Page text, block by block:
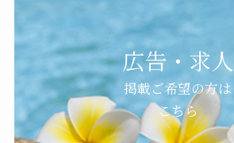
広告・求人
掲載ご希望の方は
こちら